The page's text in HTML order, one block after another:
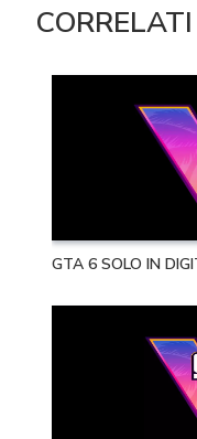
CORRELATI
GTA 6 SOLO IN